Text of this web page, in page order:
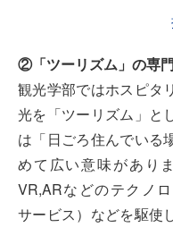
②「ツーリズム」の専
観光学部ではホスピタ
光を「ツーリズム」と
は「日ごろ住んでいる
めて広い意味があり
VR,ARなどのテクノ
サービス）などを駆使